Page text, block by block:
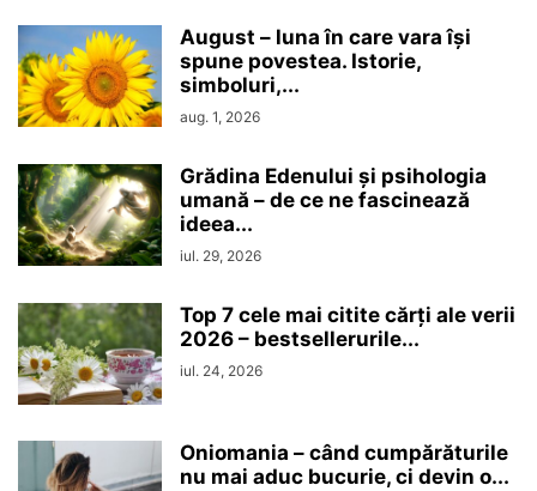
August – luna în care vara își
spune povestea. Istorie,
simboluri,...
aug. 1, 2026
Grădina Edenului și psihologia
umană – de ce ne fascinează
ideea...
iul. 29, 2026
Top 7 cele mai citite cărți ale verii
2026 – bestsellerurile...
iul. 24, 2026
Oniomania – când cumpărăturile
nu mai aduc bucurie, ci devin o...